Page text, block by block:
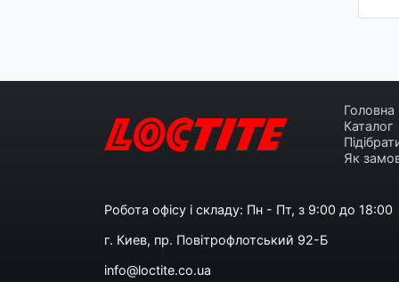
Головна
Каталог
Як
Робота офісу і складу: Пн - Пт, з 9:00 до 18:00
г. Киев, пр. Повітрофлотський 92-Б
info@loctite.co.ua